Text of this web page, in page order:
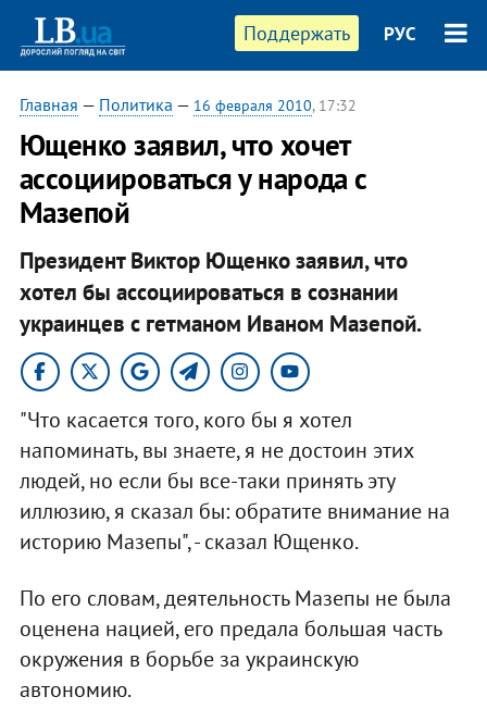
Поддержать РУС
Главная — Политика — 16 февраля 2010, 17:32
Ющенко заявил, что хочет
ассоциироваться у народа с
Мазепой
Президент Виктор Ющенко заявил, что
хотел бы ассоциироваться в сознании
украинцев с гетманом Иваном Мазепой.
"Что касается того, кого бы я хотел
напоминать, вы знаете, я не достоин этих
людей, но если бы все-таки принять эту
иллюзию, я сказал бы: обратите внимание на
историю Мазепы", - сказал Ющенко.
По его словам, деятельность Мазепы не была
оценена нацией, его предала большая часть
окружения в борьбе за украинскую
автономию.